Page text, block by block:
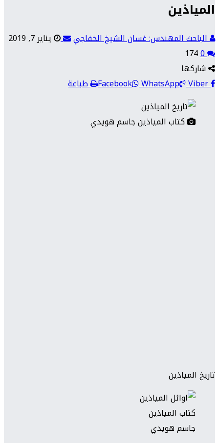
المياذين
الباحث المهندس: غسان الشيخ الخفاجي
يناير 7, 2019
0
شاركها
Facebook
WhatsApp Viber طباعة
كتاب المياذين جاسم هويدي
تاريخ المياذين
كتاب المياذين
جاسم هويدي